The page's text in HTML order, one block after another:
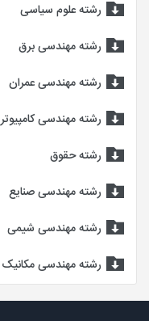
رشته علوم سیاسی
رشته مهندسی برق
رشته مهندسی عمران
رشته مهندسی کامپیوتر
رشته حقوق
رشته مهندسی صنایع
رشته مهندسی شیمی
رشته مهندسی مکانیک